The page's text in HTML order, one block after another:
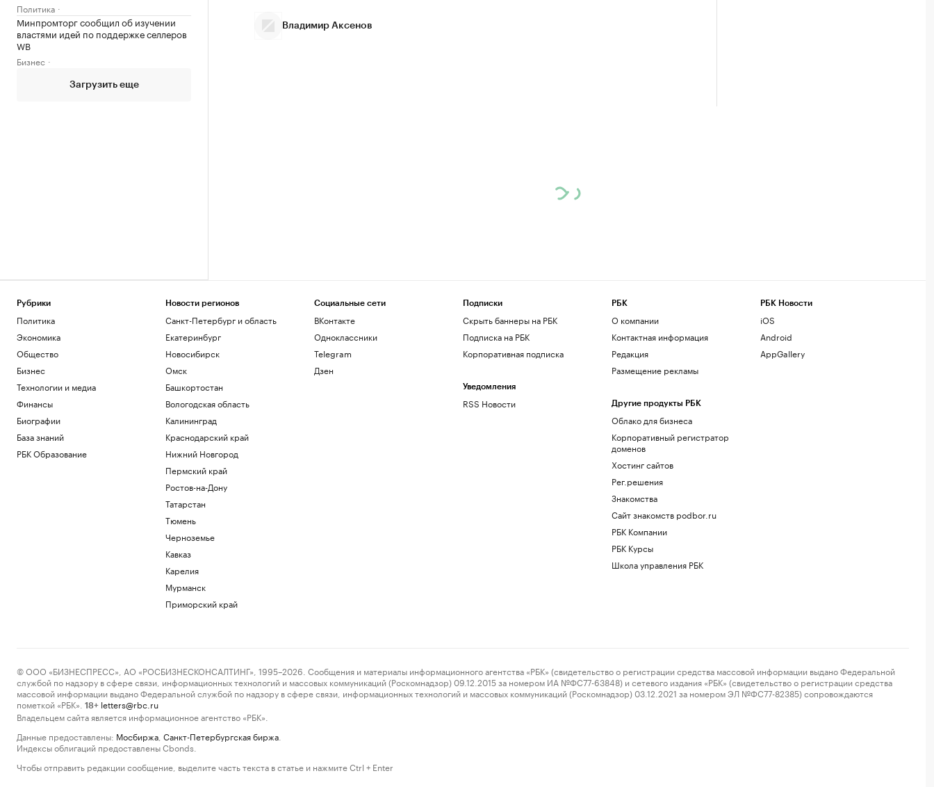
Политика
Минпромторг сообщил об изучении
властями идей по поддержке селлеров
WB
Бизнес
Загрузить еще
Владимир Аксенов
Рубрики
Политика
Экономика
Общество
Бизнес
Технологии и медиа
Финансы
Биографии
База знаний
РБК Образование
Новости регионов
Санкт-Петербург и область
Екатеринбург
Новосибирск
Омск
Башкортостан
Вологодская область
Калининград
Краснодарский край
Нижний Новгород
Пермский край
Ростов-на-Дону
Татарстан
Тюмень
Черноземье
Кавказ
Карелия
Мурманск
Приморский край
Социальные сети
ВКонтакте
Одноклассники
Telegram
Дзен
Подписки
Скрыть баннеры на РБК
Подписка на РБК
Корпоративная подписка
Уведомления
RSS Новости
РБК
О компании
Контактная информация
Редакция
Размещение рекламы
Другие продукты РБК
Облако для бизнеса
Корпоративный регистратор
доменов
Хостинг сайтов
Рег.решения
Знакомства
Сайт знакомств podbor.ru
РБК Компании
РБК Курсы
Школа управления РБК
РБК Новости
iOS
Android
AppGallery
© ООО «БИЗНЕСПРЕСС», АО «РОСБИЗНЕСКОНСАЛТИНГ», 1995–2026. Сообщения и материалы информационного агентства «РБК» (свидетельство о регистрации средства массовой информации выдано Федеральной
службой по надзору в сфере связи, информационных технологий и массовых коммуникаций (Роскомнадзор) 09.12.2015 за номером ИА №ФС77-63848) и сетевого издания «РБК» (свидетельство о регистрации средства
массовой информации выдано Федеральной службой по надзору в сфере связи, информационных технологий и массовых коммуникаций (Роскомнадзор) 03.12.2021 за номером ЭЛ №ФС77-82385) сопровождаются
пометкой «РБК».
18+ letters@rbc.ru
Владельцем сайта является информационное агентство «РБК».
Данные предоставлены: Мосбиржа Санкт-Петербургская биржа
Индексы облигаций предоставлены Cbonds.
Чтобы отправить редакции сообщение, выделите часть текста в статье и нажмите Ctrl + Enter